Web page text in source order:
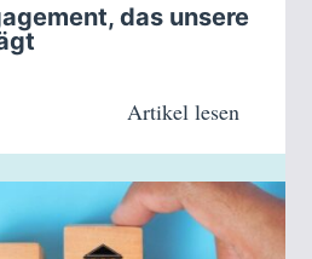
das unsere
Artikel lesen